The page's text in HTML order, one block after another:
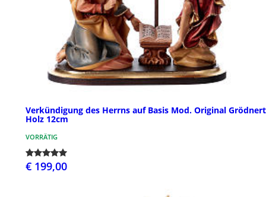
Verkündigung des Herrns auf Basis Mod. Original
Holz 12cm
VORRÄTIG
€ 199,00